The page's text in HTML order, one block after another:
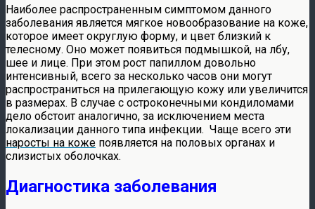
Наиболее распространенным симптомом данного
заболевания является мягкое новообразование на коже,
которое имеет округлую форму, и цвет близкий к
телесному. Оно может появиться подмышкой, на лбу,
шее и лице. При этом рост папиллом довольно
интенсивный, всего за несколько часов они могут
распространиться на прилегающую кожу или увеличится
в размерах. В случае с остроконечными кондиломами
дело обстоит аналогично, за исключением места
локализации данного типа инфекции. Чаще всего эти
наросты на коже появляется на половых органах и
слизистых оболочках.
Диагностика заболевания